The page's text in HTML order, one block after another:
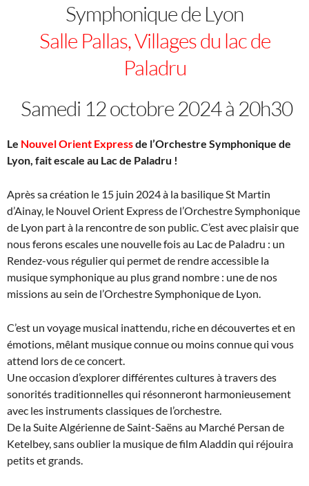
Symphonique de Lyon
Salle Pallas, Villages du lac de
Paladru
Samedi 12 octobre 2024 à 20h30
Le Nouvel Orient Expressde l’Orchestre Symphonique de
Lyon, fait escale au Lac de Paladru !
Après sa création le 15 juin 2024 à la basilique St Martin
d’Ainay, le Nouvel Orient Express de l’Orchestre Symphonique
de Lyon part à la rencontre de son public. C’est avec plaisir que
nous ferons escales une nouvelle fois au Lac de Paladru : un
Rendez-vous régulier qui permet de rendre accessible la
musique symphonique au plus grand nombre : une de nos
missions au sein de l’Orchestre Symphonique de Lyon.
C’est un voyage musical inattendu, riche en découvertes et en
émotions, mêlant musique connue ou moins connue qui vous
attend lors de ce concert.
Une occasion d’explorer différentes cultures à travers des
sonorités traditionnelles qui résonneront harmonieusement
avec les instruments classiques de l’orchestre.
De la Suite Algérienne de Saint-Saëns au Marché Persan de
Ketelbey, sans oublier la musique de film Aladdin qui réjouira
petits et grands.